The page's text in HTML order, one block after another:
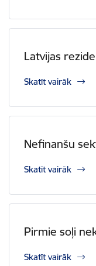
Latvijas
Skatīt vairāk
Nefinanšu
Skatīt vairāk
Pirmie soļi
Skatīt vairāk